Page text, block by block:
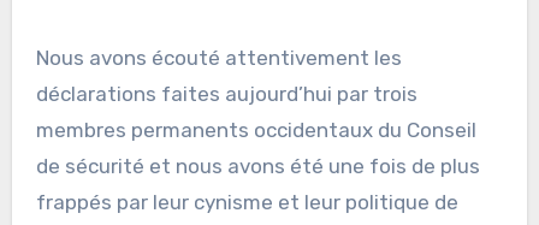
Nous avons écouté attentivement les
déclarations faites aujourd’hui par trois
membres permanents occidentaux du Conseil
de sécurité et nous avons été une fois de plus
frappés par leur cynisme et leur politique de